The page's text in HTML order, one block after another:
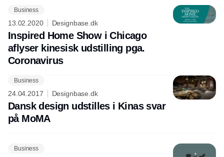
Business
13.02.2020 Designbase.dk
Inspired Home Show i Chicago
aflyser kinesisk udstilling pga.
Coronavirus
Business
24.04.2017 Designbase.dk
Dansk design udstilles i Kinas svar
på MoMA
Business